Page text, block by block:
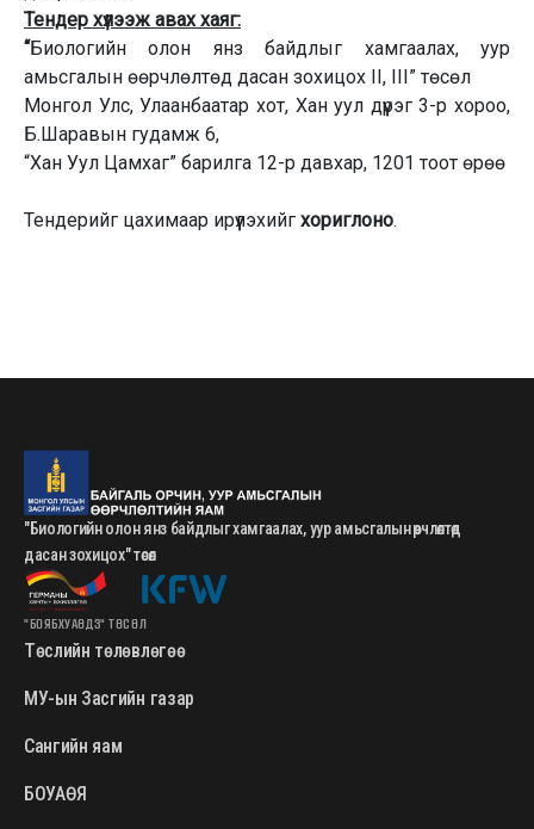
Тендер хүлээж авах хаяг:
“Биологийн олон янз байдлыг хамгаалах, уур
амьсгалын өөрчлөлтөд дасан зохицох II, III” төсөл
Монгол Улс, Улаанбаатар хот, Хан уул дүүрэг 3-р хороо,
Б.Шаравын гудамж 6,
“Хан Уул Цамхаг” барилга 12-р давхар, 1201 тоот өрөө
Тендерийг цахимаар ирүүлэхийг хориглоно.
"Биологийн олон янз байдлыг хамгаалах, уур амьсгалын өөрчлөлтөд
дасан зохицох" төсөл
"БОЯБХУАӨДЗ" ТӨСӨЛ
Төслийн төлөвлөгөө
МУ-ын Засгийн газар
Сангийн яам
БОУАӨЯ